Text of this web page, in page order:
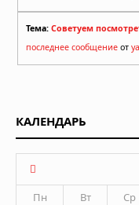
Тема: Советуем
последнее сообщение от
КАЛЕНДАРЬ
Пн
Вт Ср